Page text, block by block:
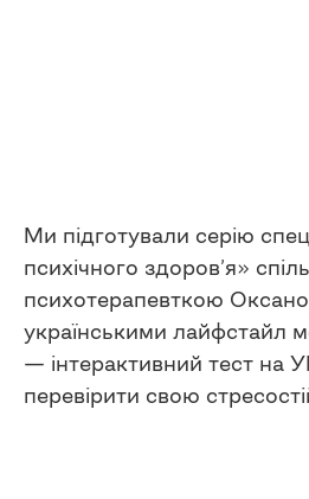
Ми підготували серію
психічного здоров’я»
психотерапевткою
українськими лайфстайл
— інтерактивний тест на
перевірити свою